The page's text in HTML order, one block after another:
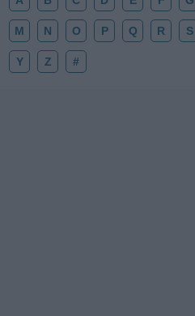
M N O P Q R S
Y Z #